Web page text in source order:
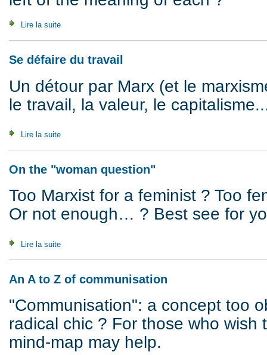
Lire la suite
Se défaire du travail
Un détour par Marx (et le
le travail, la valeur, le
Lire la suite
On the "woman question"
Too Marxist for a feminist ? Too
Or not enough… ? Best see for
Lire la suite
An A to Z of communisation
"Communisation": a concept too
radical chic ? For those who wish
mind-map may help.